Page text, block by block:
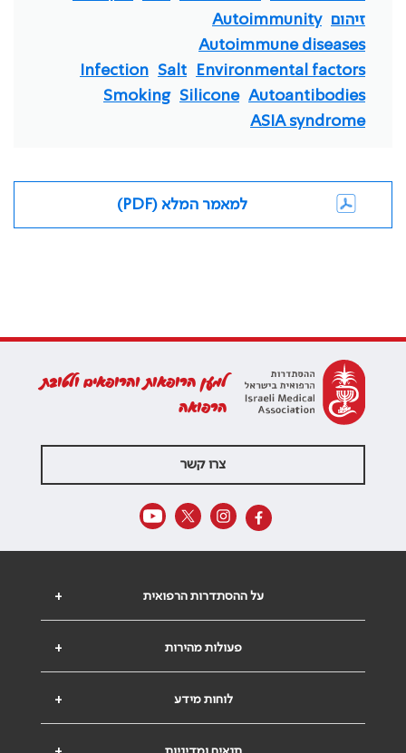
זיהום
Autoimmunity
Autoimmune diseases
Environmental factors
Salt
Infection
Autoantibodies
Silicone
Smoking
ASIA syndrome
למאמר המלא (PDF)
למען הרופאות והרופאים ולטובת
הרפואה
צרו קשר
+ על ההסתדרות הרפואית
+ פעולות מהירות
+ לוחות מידע